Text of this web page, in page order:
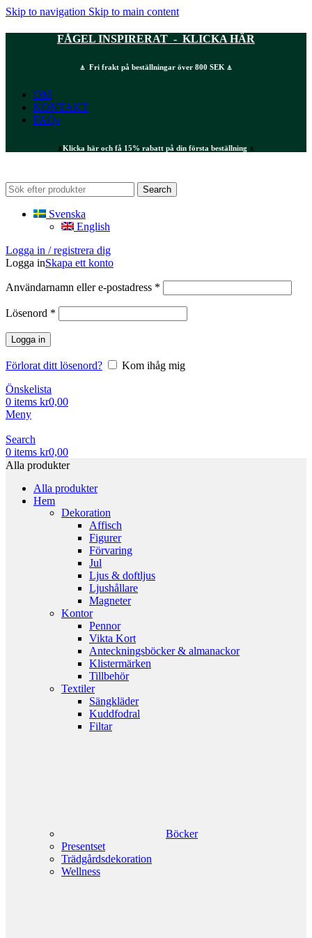
Skip to navigation Skip to main content
FÅGEL INSPIRERAT - KLICKA HÄR
⍋ Fri frakt på beställningar över 800 SEK ⍋
OM
KONTAKT
FAQs
⍋Klicka här och få 15% rabatt på din första beställning ⍋
Search
Svenska
English
Logga in / registrera dig
Logga inSkapa ett konto
Användarnamn eller e-postadress *
Lösenord *
Logga in
Förlorat ditt lösenord?
Kom ihåg mig
Önskelista
0 items kr0,00
Meny
Search
0 items kr0,00
Alla produkter
Alla produkter
Hem
Dekoration
Affisch
Figurer
Förvaring
Jul
Ljus & doftljus
Ljushållare
Magneter
Kontor
Pennor
Vikta Kort
Anteckningsböcker & almanackor
Klistermärken
Tillbehör
Textiler
Sängkläder
Kuddfodral
Filtar
Böcker
Presentset
Trädgårdsdekoration
Wellness